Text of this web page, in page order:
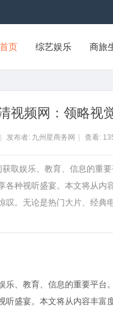
页 综艺娱乐 商旅
视频网：领略视
发布者: 九州星商务网 查看:
取娱乐、教育、信息的重
各种视听盛宴。本文将从
叹。无论是热门大片、经
、教育、信息的重要平台
盛宴。本文将从内容丰富